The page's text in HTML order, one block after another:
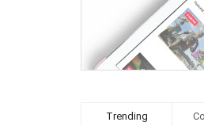
Trending